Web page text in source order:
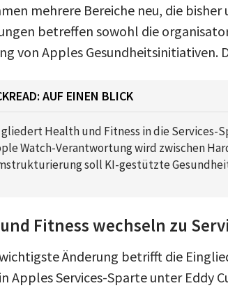
mehrere Bereiche neu, die
betreffen sowohl die
von Apples Gesundheitsinitiativen.
AUF EINEN BLICK
Health und Fitness in die Services-
Watch-Verantwortung wird zwischen
soll KI-gestützte
Fitness wechseln zu
Änderung betrifft die
Apples Services-Sparte unter Eddy